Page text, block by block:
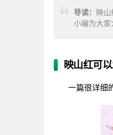
导读：
映
小编为大
映山红可
一篇很详细